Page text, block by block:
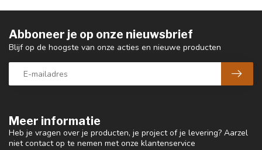
Meer informatie
Heb je vragen over je producten, je project of je levering? Aarzel
niet contact op te nemen met onze klantenservice
Abboneer je op onze nieuwsbrief
Blijf op de hoogste van onze acties en nieuwe producten